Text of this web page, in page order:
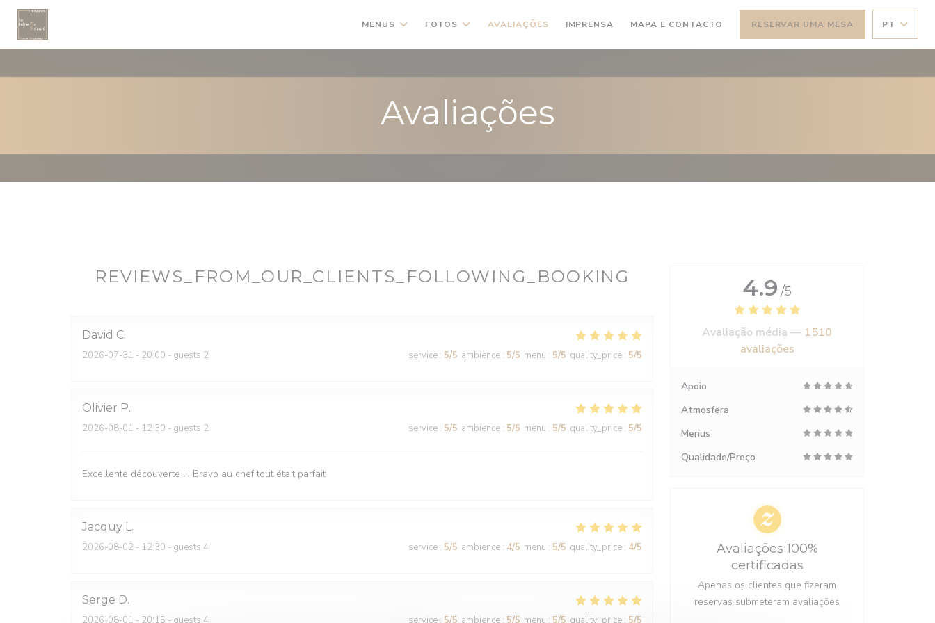
Painel de Gerenciamento de Cookies
MENUS FOTOS AVALIAÇÕES IMPRENSA MAPA E CONTACTO RESERVAR UMA MESA PT
Avaliações
REVIEWS_FROM_OUR_CLIENTS_FOLLOWING_BOOKING
David C
2026-07-31 - 20:00 - guests 2 service : 5/5 ambience : 5/5 menu : 5/5 quality_price : 5/5
Olivier P
2026-08-01 - 12:30 - guests 2 service : 5/5 ambience : 5/5 menu : 5/5 quality_price : 5/5
Excellente découverte ! ! Bravo au chef tout était parfait
Jacquy L
2026-08-02 - 12:30 - guests 4 service : 5/5 ambience : 4/5 menu : 5/5 quality_price : 4/5
Serge D
2026-08-01 - 20:15 - guests 4 service : 5/5 ambience : 5/5 menu : 5/5 quality_price : 5/5
4.9 /5
Avaliação média — 1510
avaliações
Apoio
Atmosfera
Menus
Qualidade/Preço
Avaliações 100%
certificadas
Apenas os clientes que fizeram
reservas submeteram avaliações